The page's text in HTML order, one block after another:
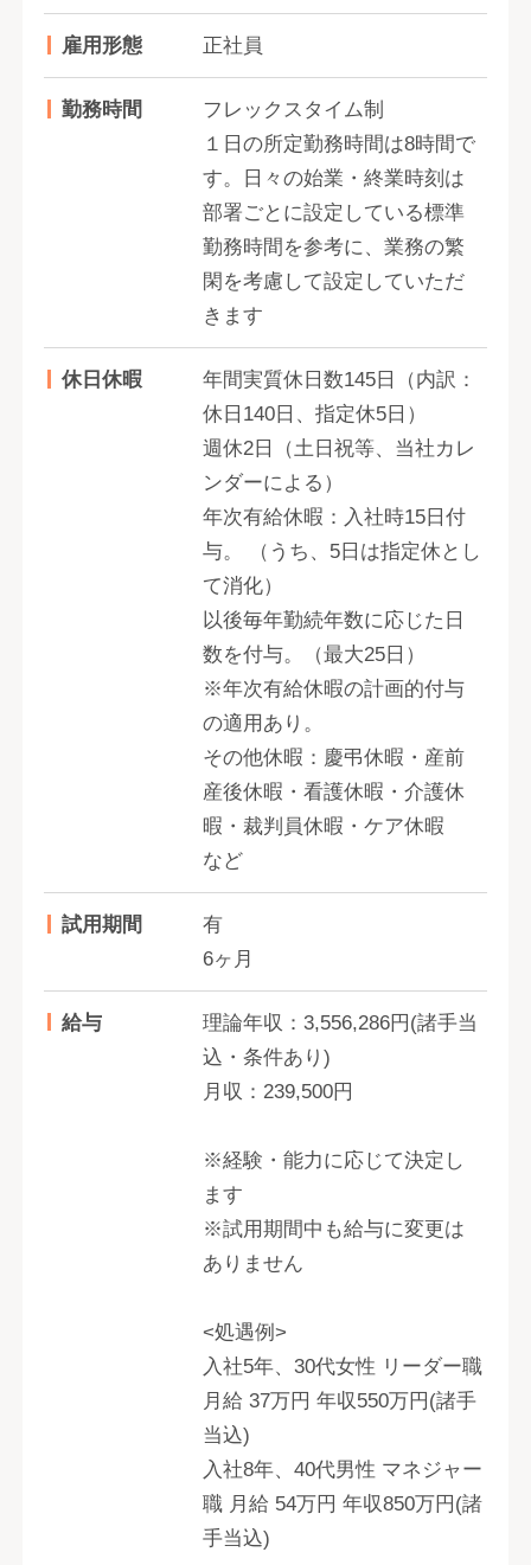
雇用形態 正社員
勤務時間
フレックスタイム制
１日の所定勤務時間は8時間で
す。日々の始業・終業時刻は
部署ごとに設定している標準
勤務時間を参考に、業務の繁
閑を考慮して設定していただ
きます
休日休暇
年間実質休日数145日（内訳：
休日140日、指定休5日）
週休2日（土日祝等、当社カレ
ンダーによる）
年次有給休暇：入社時15日付
与。 （うち、5日は指定休とし
て消化）
以後毎年勤続年数に応じた日
数を付与。（最大25日）
※年次有給休暇の計画的付与
の適用あり。
その他休暇：慶弔休暇・産前
産後休暇・看護休暇・介護休
暇・裁判員休暇・ケア休暇
など
試用期間
有
6ヶ月
給与
理論年収：3,556,286円(諸手当
込・条件あり)
月収：239,500円
※経験・能力に応じて決定し
ます
※試用期間中も給与に変更は
ありません
<処遇例>
入社5年、30代女性 リーダー職
月給 37万円 年収550万円(諸手
当込)
入社8年、40代男性 マネジャー
職 月給 54万円 年収850万円(諸
手当込)